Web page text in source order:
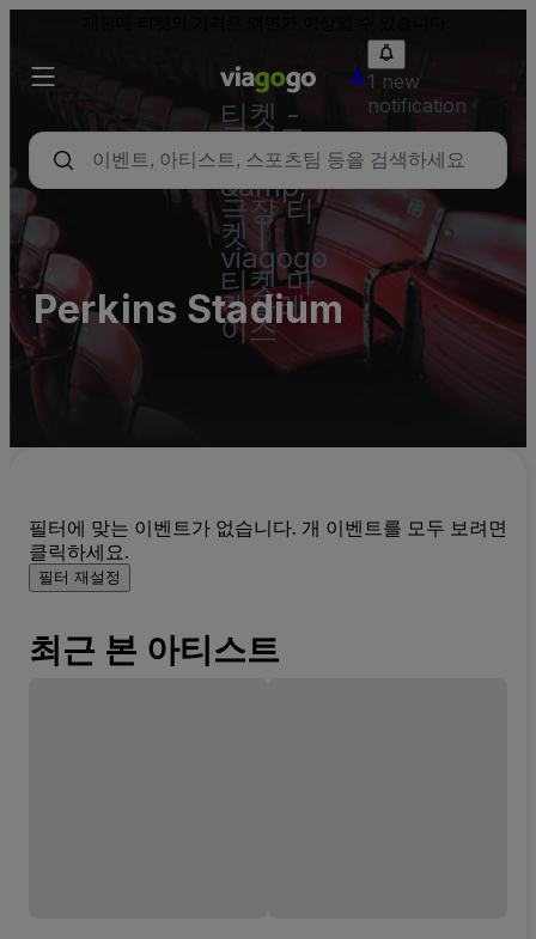
티켓 -
콘서트,
스포츠
&amp;
극장 티
켓 |
viagogo
티켓 마
켓플레
이스
1 new
notification
Perkins Stadium
필터에 맞는 이벤트가 없습니다. 개 이벤트를 모두 보려면
클릭하세요.
필터 재설정
최근 본 아티스트